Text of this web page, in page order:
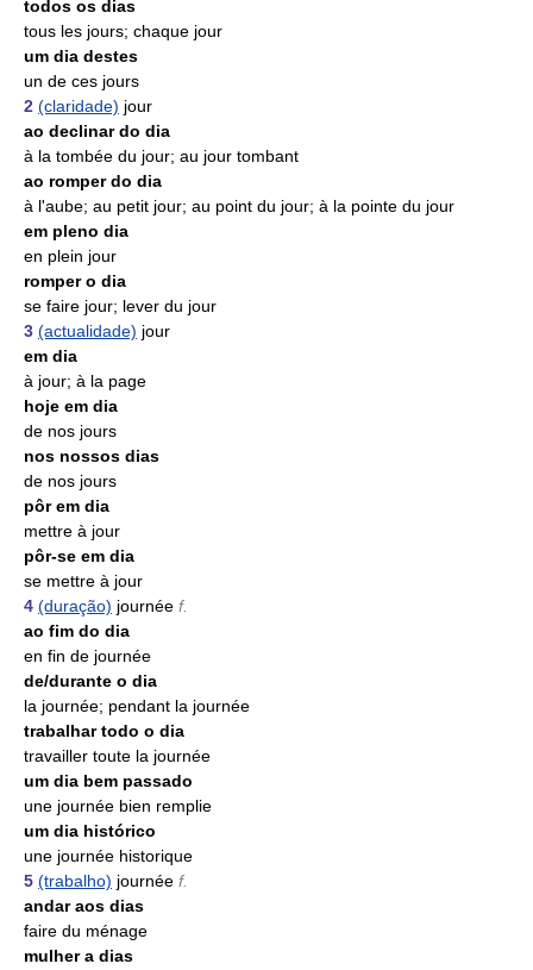
todos os dias
tous les jours; chaque jour
um dia destes
un de ces jours
2 (claridade) jour
ao declinar do dia
à la tombée du jour; au jour tombant
ao romper do dia
à l'aube; au petit jour; au point du jour; à la pointe du jour
em pleno dia
en plein jour
romper o dia
se faire jour; lever du jour
3 (actualidade) jour
em dia
à jour; à la page
hoje em dia
de nos jours
nos nossos dias
de nos jours
pôr em dia
mettre à jour
pôr-se em dia
se mettre à jour
4 (duração) journée f.
ao fim do dia
en fin de journée
de/durante o dia
la journée; pendant la journée
trabalhar todo o dia
travailler toute la journée
um dia bem passado
une journée bien remplie
um dia histórico
une journée historique
5 (trabalho) journée f.
andar aos dias
faire du ménage
mulher a dias